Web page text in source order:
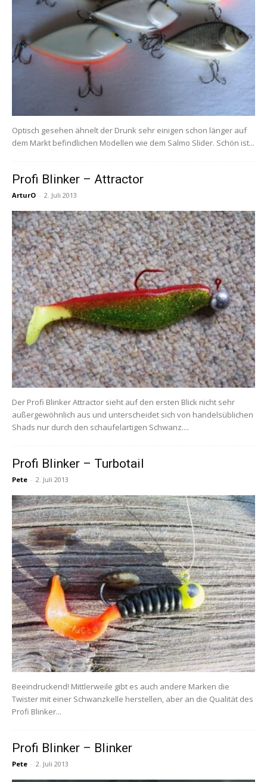
Optisch gesehen ähnelt der Drunk sehr einigen schon länger auf
dem Markt befindlichen Modellen wie dem Salmo Slider. Schön ist...
Profi Blinker – Attractor
ArturO - 2. Juli 2013
Der Profi Blinker Attractor sieht auf den ersten Blick nicht sehr
außergewöhnlich aus und unterscheidet sich von handelsüblichen
Shads nur durch den schaufelartigen Schwanz....
Profi Blinker – Turbotail
Pete - 2. Juli 2013
Beeindruckend! Mittlerweile gibt es auch andere Marken die
Twister mit einer Schwanzkelle herstellen, aber an die Qualität des
Profi Blinker...
Profi Blinker – Blinker
Pete - 2. Juli 2013